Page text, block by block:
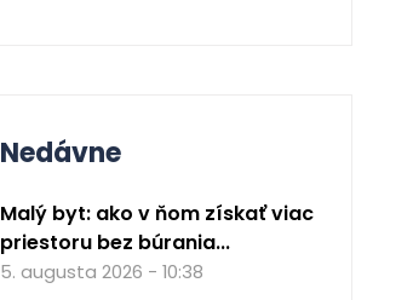
Nedávne
Malý byt: ako v ňom získať viac
priestoru bez búrania...
5. augusta 2026 - 10:38